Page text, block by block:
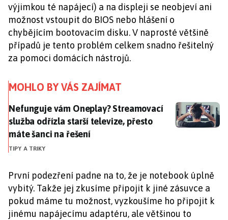
výjimkou té napájecí) a na displeji se neobjeví ani
možnost vstoupit do BIOS nebo hlášení o
chybějícím bootovacím disku. V naprosté většině
případů je tento problém celkem snadno řešitelný
za pomoci domácích nástrojů.
MOHLO BY VÁS ZAJÍMAT
Nefunguje vám Oneplay? Streamovací služba
Nefunguje vám Oneplay? Streamovací
služba odřízla starší televize, přesto
máte šanci na řešení
TIPY A TRIKY
První podezření padne na to, že je notebook úplně
vybitý. Takže jej zkusíme připojit k jiné zásuvce a
pokud máme tu možnost, vyzkoušíme ho připojit k
jinému napájecímu adaptéru, ale většinou to